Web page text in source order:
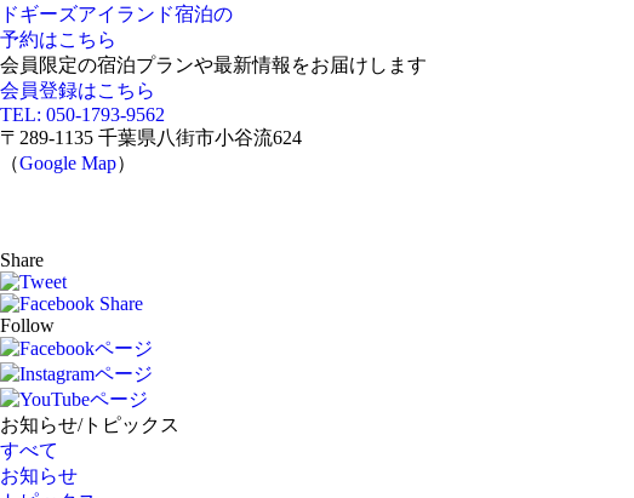
ドギーズアイランド宿泊の
予約はこちら
会員限定の宿泊プランや最新情報をお届けします
会員登録はこちら
TEL: 050-1793-9562
〒289-1135 千葉県八街市小谷流624
（Google Map）
Share
Follow
お知らせ/トピックス
すべて
お知らせ